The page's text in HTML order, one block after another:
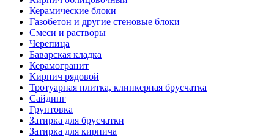
Керамические блоки
Газобетон и другие стеновые блоки
Смеси и растворы
Черепица
Баварская кладка
Керамогранит
Кирпич рядовой
Тротуарная плитка, клинкерная брусчатка
Сайдинг
Грунтовка
Затирка для брусчатки
Затирка для кирпича